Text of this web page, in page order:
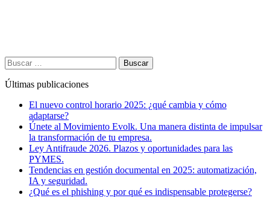
Buscar:
Últimas publicaciones
El nuevo control horario 2025: ¿qué cambia y cómo
adaptarse?
Únete al Movimiento Evolk. Una manera distinta de impulsar
la transformación de tu empresa.
Ley Antifraude 2026. Plazos y oportunidades para las
PYMES.
Tendencias en gestión documental en 2025: automatización,
IA y seguridad.
¿Qué es el phishing y por qué es indispensable protegerse?